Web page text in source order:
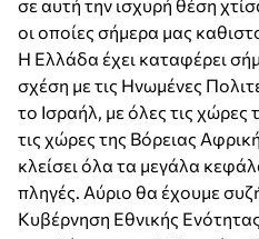
σε αυτή την ισχυρή θέση
οι οποίες σήμερα μας
Η Ελλάδα έχει καταφέρει
σχέση με τις Ηνωμένες
το Ισραήλ, με όλες τις χώρες
τις χώρες της Βόρειας
κλείσει όλα τα μεγάλα
πληγές. Αύριο θα έχουμε
Κυβέρνηση Εθνικής